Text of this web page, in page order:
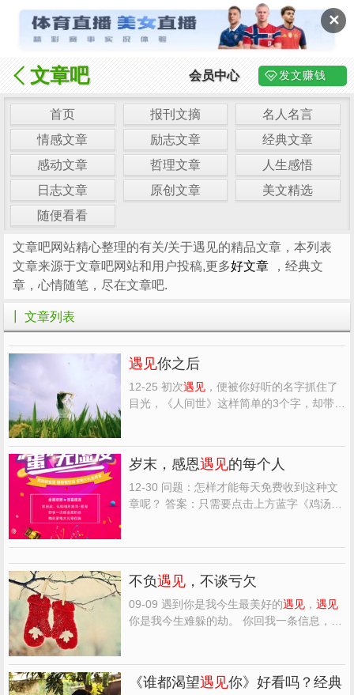
✕
文章吧 会员中心 发文赚钱
首页 报刊文摘
名人名言
情感文章
励志文章
经典文章
感动文章
哲理文章
人生感悟
日志文章
原创文章
美文精选
随便看看
文章吧网站精心整理的有关/关于遇见的精品文章，本列表
文章来源于文章吧网站和用户投稿,更多好文章
，经典文
章，心情随笔，尽在文章吧.
┃ 文章列表
遇见你之后
12-25 初次遇见，便被你好听的名字抓住了
目光，《人间世》这样简单的3个字，却带给
次在瑞金医院里的拍摄。一个令我记忆深刻
的镜头是这样的：...
岁末，感恩遇见的每个人
12-30 问题：怎样才能每天免费收到这种文
章呢？ 答案：只需要点击上方蓝字《鸡汤心
困境 是多么...
不负遇见，不谈亏欠
09-09 遇到你是我今生最美好的遇见， 遇见
你是我今生难躲的劫。 你回我一条信息，我
间点亮我的心。 爱一个人，是藏不住的，我
《谁都渴望遇见你》好看吗？经典